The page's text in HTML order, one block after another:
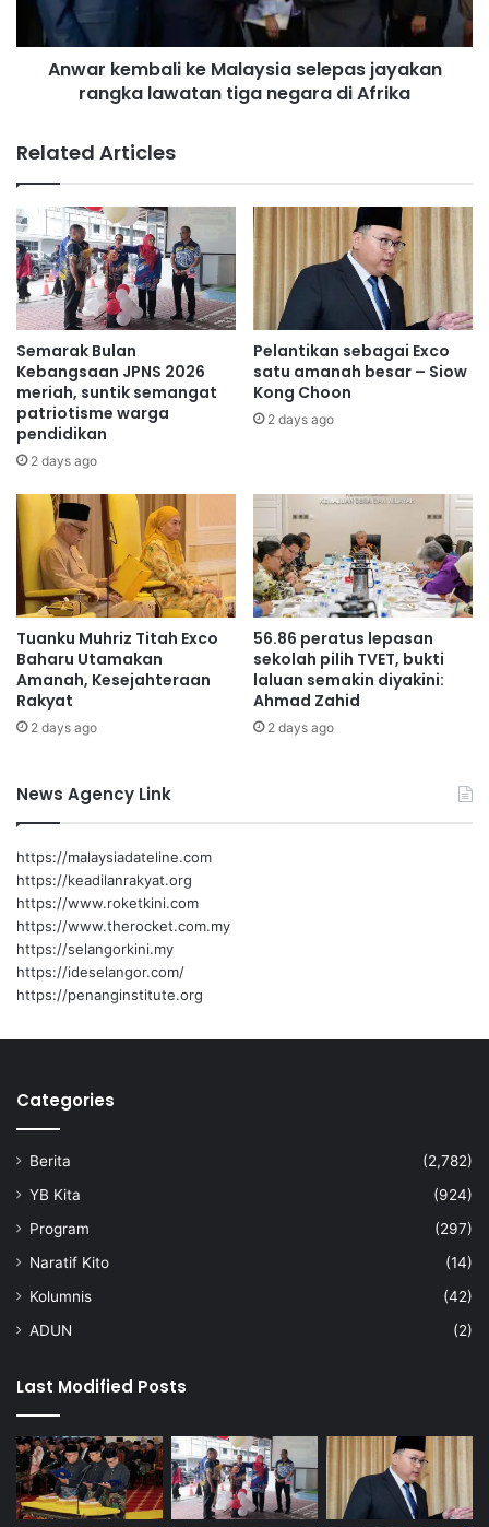
Seremban
i
p
i
h
a
t
i
t
e
r
h
a
a
p
p
e
u
m
a
h
a
n
k
y
b
e
M
a
l
a
y
s
i
a
s
e
l
e
p
s
j
a
y
a
k
a
n
r
a
n
a
l
a
w
a
t
a
n
t
e
r
a
i
A
i
Anwar kembali ke Malaysia selepas jayakan
rangka lawatan tiga negara di Afrika
Related Articles
Semarak Bulan
Kebangsaan JPNS 2026
meriah, suntik semangat
patriotisme warga
pendidikan
2 days ago
Pelantikan sebagai Exco
satu amanah besar – Siow
Kong Choon
2 days ago
Tuanku Muhriz Titah Exco
Baharu Utamakan
Amanah, Kesejahteraan
Rakyat
2 days ago
56.86 peratus lepasan
sekolah pilih TVET, bukti
laluan semakin diyakini:
Ahmad Zahid
2 days ago
News Agency Link
https://malaysiadateline.com
https://keadilanrakyat.org
https://www.roketkini.com
https://www.therocket.com.my
https://selangorkini.my
https://ideselangor.com/
https://penanginstitute.org
Categories
Berita
(2,782)
YB Kita
(924)
Program
(297)
Naratif Kito
(14)
Kolumnis
(42)
ADUN
(2)
Last Modified Posts